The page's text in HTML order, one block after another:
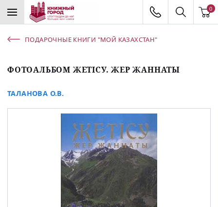
0
ПОДАРОЧНЫЕ КНИГИ "МОЙ КАЗАХСТАН"
ФОТОАЛЬБОМ ЖЕТІСУ. ЖЕР ЖАННАТЫ
ТАЛАНОВА О.В.